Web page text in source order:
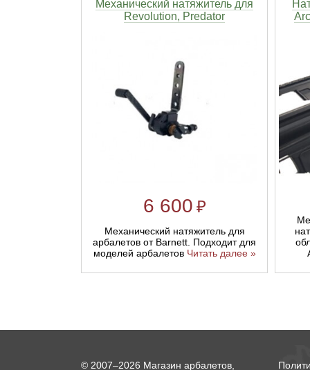
Механический натяжитель для
Revolution, Predator
6 600 ₽
Механический натяжитель для
арбалетов от Barnett. Подходит для
моделей арбалетов Читать далее »
© 2007–2026 Магазин арбалетов,